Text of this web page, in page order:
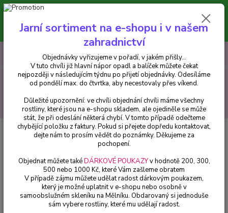
Minimální hodnota pro odeslání z e-shopu je 300 Kč.
V tuto chvíli již hlavní nápor objednávek opadl a balíček můžete čekat
nejpozději v následujícím týdnu po přijetí objednávky. Objednávky
vyřizujeme v pořadí, v jakém přišly...
Menu
CZK
Hledat
+420 602 223 614
Úvod Balkónové rostliny Petúnie – Surfínie – Pink Vein - 054V
Petúnie – Surfínie – Pink Vein -
054V
Jarní sortiment na e-shopu i v našem
zahradnictví
Objednávky vyřizujeme v pořadí, v jakém přišly...
V tuto chvíli již hlavní nápor opadl a balíček můžete čekat
nejpozději v následujícím týdnu po přijetí objednávky. Odesíláme
od pondělí max. do čtvrtka, aby necestovaly přes víkend.
Důležité upozornění: ve chvíli objednání chvíli máme všechny
rostliny, které jsou na e-shopu skladem, ale ojediněle se může
stát, že při odeslání některá chybí. V tomto případě odečteme
chybějící položku z faktury. Pokud si přejete dopředu kontaktovat,
dejte nám to prosím vědět do poznámky. Děkujeme za
pochopení.
Objednat můžete takéDÁRKOVÉ POUKAZYv hodnotě 200, 300,
500 nebo 1000 Kč, které Vám zašleme obratem
V případě zájmu můžete udělat radost dárkovým poukazem,
který je možné uplatnit v e-shopu nebo osobně v
samoobslužném skleníku na Mělníku. Obdarovaný si jednoduše
sám vybere rostliny, které mu udělají radost.